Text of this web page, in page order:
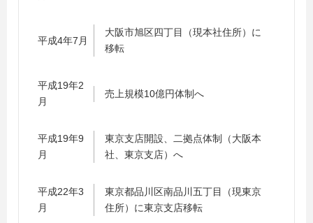
平成4年7月
大阪市旭区四丁目（現本社住所）に
移転
平成19年2
月
売上規模10億円体制へ
平成19年9
月
東京支店開設、二拠点体制（大阪本
社、東京支店）へ
平成22年3
月
東京都品川区南品川五丁目（現東京
住所）に東京支店移転